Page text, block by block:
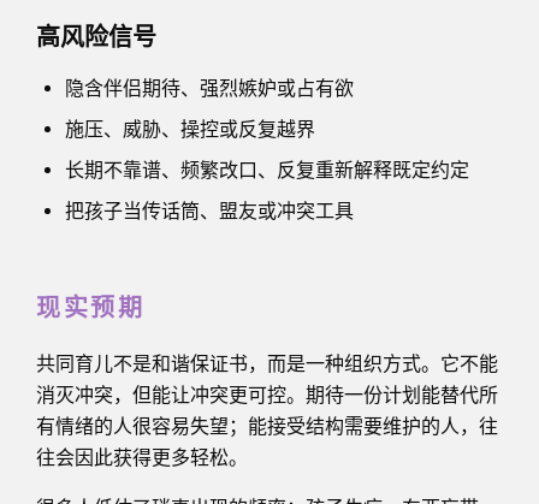
高风险信号
隐含伴侣期待、强烈嫉妒或占有欲
施压、威胁、操控或反复越界
长期不靠谱、频繁改口、反复重新解释既定约定
把孩子当传话筒、盟友或冲突工具
现实预期
共同育儿不是和谐保证书，而是一种组织方式。它不能
消灭冲突，但能让冲突更可控。期待一份计划能替代所
有情绪的人很容易失望；能接受结构需要维护的人，往
往会因此获得更多轻松。